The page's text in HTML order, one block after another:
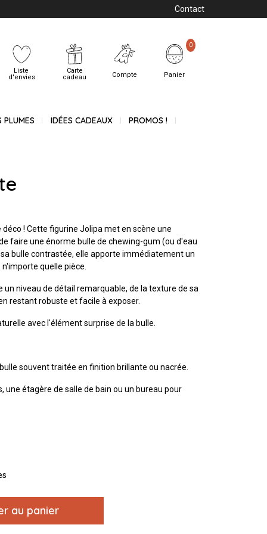
Contact
Liste
d'envies
Carte
cadeau
Compte Panier
0
PLUMES IDÉES CADEAUX PROMOS !
! Cette figurine Jolipa met en scène une
faire une énorme bulle de chewing-gum (ou d'eau
bulle contrastée, elle apporte immédiatement un
quelle pièce.
un niveau de détail remarquable, de la texture de sa
restant robuste et facile à exposer.
avec l'élément surprise de la bulle.
souvent traitée en finition brillante ou nacrée.
une étagère de salle de bain ou un bureau pour
au panier